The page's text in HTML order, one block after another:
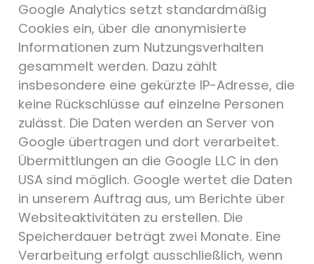
Google Analytics setzt standardmäßig
Cookies ein, über die anonymisierte
Informationen zum Nutzungsverhalten
gesammelt werden. Dazu zählt
insbesondere eine gekürzte IP-Adresse, die
keine Rückschlüsse auf einzelne Personen
zulässt. Die Daten werden an Server von
Google übertragen und dort verarbeitet.
Übermittlungen an die Google LLC in den
USA sind möglich. Google wertet die Daten
in unserem Auftrag aus, um Berichte über
Websiteaktivitäten zu erstellen. Die
Speicherdauer beträgt zwei Monate. Eine
Verarbeitung erfolgt ausschließlich, wenn